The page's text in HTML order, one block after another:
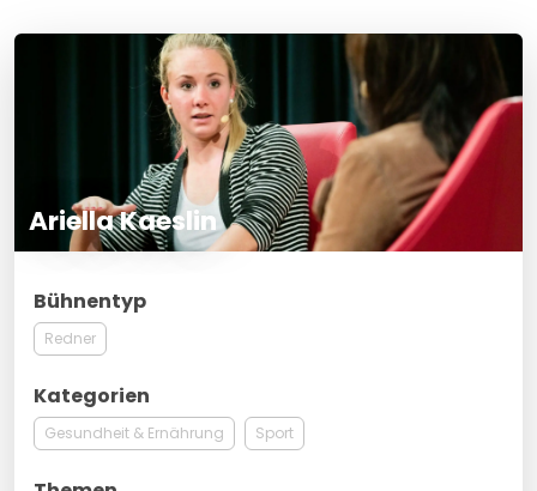
Ariella Kaeslin
Bühnentyp
Redner
Kategorien
Gesundheit & Ernährung Sport